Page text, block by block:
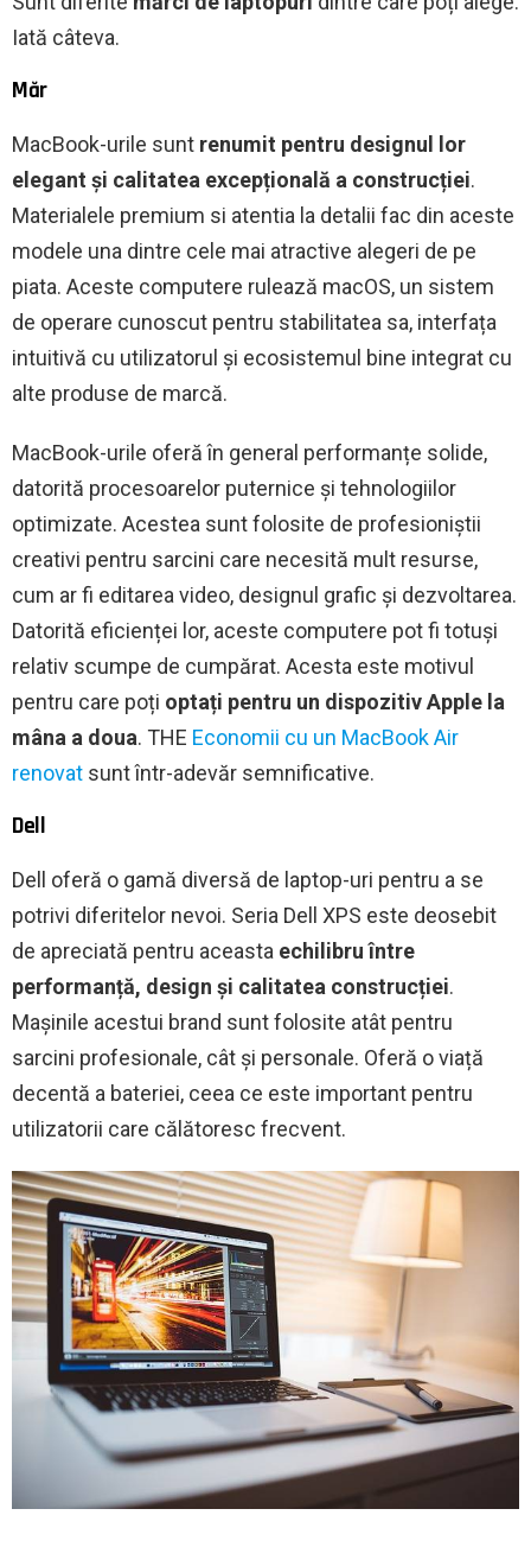
Iată câteva.
Măr
MacBook-urile sunt renumit pentru designul lor
elegant și calitatea excepțională a construcției.
Materialele premium si atentia la detalii fac din aceste
modele una dintre cele mai atractive alegeri de pe
piata. Aceste computere rulează macOS, un sistem
de operare cunoscut pentru stabilitatea sa, interfața
intuitivă cu utilizatorul și ecosistemul bine integrat cu
alte produse de marcă.
MacBook-urile oferă în general performanțe solide,
datorită procesoarelor puternice și tehnologiilor
optimizate. Acestea sunt folosite de profesioniștii
creativi pentru sarcini care necesită mult resurse,
cum ar fi editarea video, designul grafic și dezvoltarea.
Datorită eficienței lor, aceste computere pot fi totuși
relativ scumpe de cumpărat. Acesta este motivul
pentru care poți optați pentru un dispozitiv Apple la
mâna a doua. THE Economii cu un MacBook Air
renovat sunt într-adevăr semnificative.
Dell
Dell oferă o gamă diversă de laptop-uri pentru a se
potrivi diferitelor nevoi. Seria Dell XPS este deosebit
de apreciată pentru aceasta echilibru între
performanță, design și calitatea construcției.
Mașinile acestui brand sunt folosite atât pentru
sarcini profesionale, cât și personale. Oferă o viață
decentă a bateriei, ceea ce este important pentru
utilizatorii care călătoresc frecvent.